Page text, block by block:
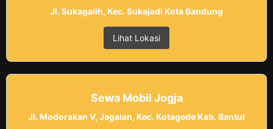
Jl. Sukagalih, Kec. Sukajadi Kota Bandung
Lihat Lokasi
Sewa Mobil Jogja
Jl. Modorakan V, Jagalan, Kec. Kotagede Kab. Bantul